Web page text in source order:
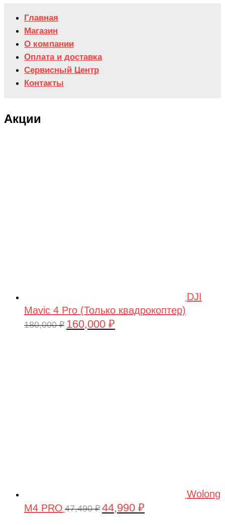
Главная
Магазин
О компании
Оплата и доставка
Сервисный Центр
Контакты
Акции
DJI
Mavic 4 Pro (Только квадрокоптер)
180,000₽ Первоначальная
160,000 ₽
Wolong
M4 PRO 47,490₽ Первоначальная
44,990 ₽